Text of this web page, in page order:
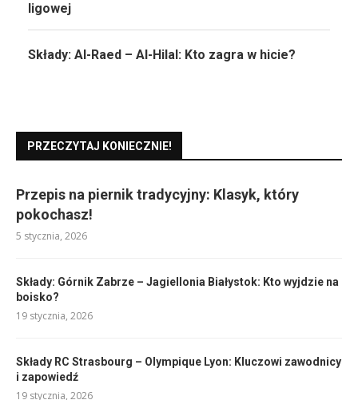
ligowej
Składy: Al-Raed – Al-Hilal: Kto zagra w hicie?
PRZECZYTAJ KONIECZNIE!
Przepis na piernik tradycyjny: Klasyk, który
pokochasz!
5 stycznia, 2026
Składy: Górnik Zabrze – Jagiellonia Białystok: Kto wyjdzie na
boisko?
19 stycznia, 2026
Składy RC Strasbourg – Olympique Lyon: Kluczowi zawodnicy
i zapowiedź
19 stycznia, 2026